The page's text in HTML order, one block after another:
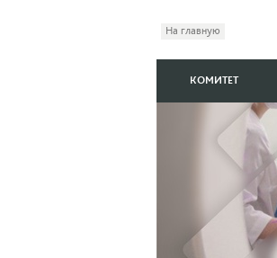
На главную
КОМИТЕТ